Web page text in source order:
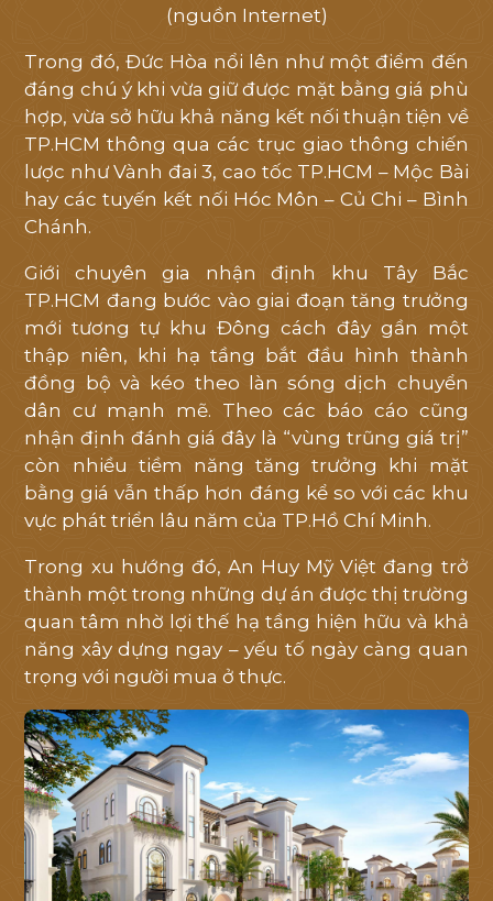
(nguồn Internet)
Trong đó, Đức Hòa nổi lên như một điểm đến
đáng chú ý khi vừa giữ được mặt bằng giá phù
hợp, vừa sở hữu khả năng kết nối thuận tiện về
TP.HCM thông qua các trục giao thông chiến
lược như Vành đai 3, cao tốc TP.HCM – Mộc Bài
hay các tuyến kết nối Hóc Môn – Củ Chi – Bình
Chánh.
Giới chuyên gia nhận định khu Tây Bắc
TP.HCM đang bước vào giai đoạn tăng trưởng
mới tương tự khu Đông cách đây gần một
thập niên, khi hạ tầng bắt đầu hình thành
đồng bộ và kéo theo làn sóng dịch chuyển
dân cư mạnh mẽ. Theo các báo cáo cũng
nhận định đánh giá đây là “vùng trũng giá trị”
còn nhiều tiềm năng tăng trưởng khi mặt
bằng giá vẫn thấp hơn đáng kể so với các khu
vực phát triển lâu năm của TP.Hồ Chí Minh.
Trong xu hướng đó, An Huy Mỹ Việt đang trở
thành một trong những dự án được thị trường
quan tâm nhờ lợi thế hạ tầng hiện hữu và khả
năng xây dựng ngay – yếu tố ngày càng quan
trọng với người mua ở thực.